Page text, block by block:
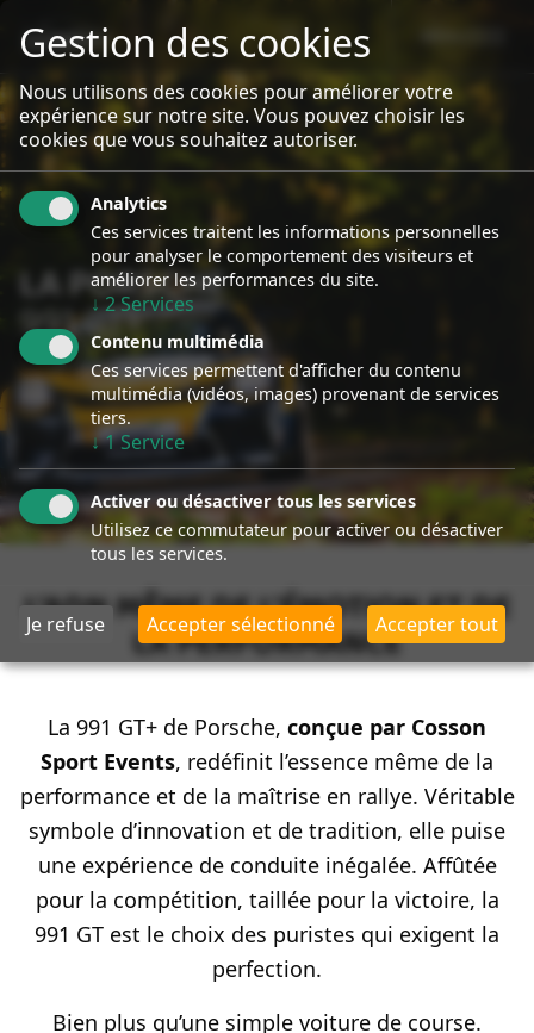
sport event
Specialiste Porsche Rallye
LA PORSCHE
991 GT+
L’ADN MÊME DE L’ÉMOTION ET DE
LA PERFORMANCE
La 991 GT+ de Porsche, conçue par Cosson
Sport Events, redéfinit l’essence même de la
performance et de la maîtrise en rallye. Véritable
symbole d’innovation et de tradition, elle puise
une expérience de conduite inégalée. Affûtée
pour la compétition, taillée pour la victoire, la
991 GT est le choix des puristes qui exigent la
perfection.
Bien plus qu’une simple voiture de course.
Gestion des cookies
Nous utilisons des cookies pour améliorer votre
expérience sur notre site. Vous pouvez choisir les
cookies que vous souhaitez autoriser.
Analytics
Ces services traitent les informations personnelles
pour analyser le comportement des visiteurs et
améliorer les performances du site.
↓ 2Services
Contenu multimédia
Ces services permettent d'afficher du contenu
multimédia (vidéos, images) provenant de services
tiers.
↓1Service
Activer ou désactiver tous les services
Utilisez ce commutateur pour activer ou désactiver
tous les services.
Je refuse Accepter sélectionné Accepter tout